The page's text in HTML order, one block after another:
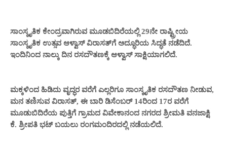
ಸಾಂಸ್ಕೃತಿಕ ಕೇಂದ್ರವಾಗಿರುವ ಮೂಡಬಿದಿರೆಯಲ್ಲಿ 29ನೇ ರಾಷ್ಟ್ರೀಯ
ಸಾಂಸ್ಕೃತಿಕ ಉತ್ಸವ ಆಳ್ವಾಸ್ ವಿರಾಸತ್‌ಗೆ ಅದ್ಧೂರಿಯ ಸಿದ್ಧತೆ ನಡೆದಿದೆ.
ಇಂದಿನಿಂದ ನಾಲ್ಕು ದಿನ ರಸದೌತಣಕ್ಕೆ ಆಳ್ವಾಸ್‌ ಸಾಕ್ಷಿಯಾಗಲಿದೆ.
ಮಕ್ಕಳಿಂದ ಹಿಡಿದು ವೃದ್ಧರ ವರೆಗೆ ಎಲ್ಲರಿಗೂ ಸಾಂಸ್ಕೃತಿಕ ರಸದೌತಣ ನೀಡುವ,
ಮನ ತಣಿಸುವ ವಿರಾಸತ್, ಈ ಬಾರಿ ಡಿಸೆಂಬರ್ 14ರಿಂದ 17ರ ವರೆಗೆ
ಮೂಡುಬಿದಿರೆಯ ಪುತ್ತಿಗೆ ಗ್ರಾಮದ ವಿವೇಕಾನಂದ ನಗರದ ಶ್ರೀಮತಿ ವನಜಾಕ್ಷಿ
ಕೆ. ಶ್ರೀಪತಿ ಭಟ್ ಬಯಲು ರಂಗಮಂದಿರದಲ್ಲಿ ನಡೆಯಲಿದೆ.